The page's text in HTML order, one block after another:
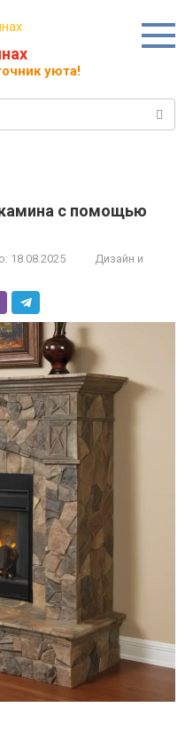
уюта!
с помощью
18.08.2025
Дизайн и